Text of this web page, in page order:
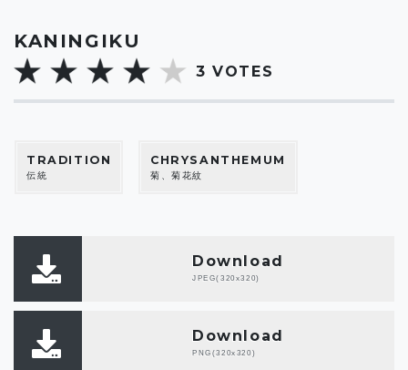
KANINGIKU
3 VOTES
TRADITION
伝統
CHRYSANTHEMUM
菊、菊花紋
Download
JPEG(320x320)
Download
PNG(320x320)